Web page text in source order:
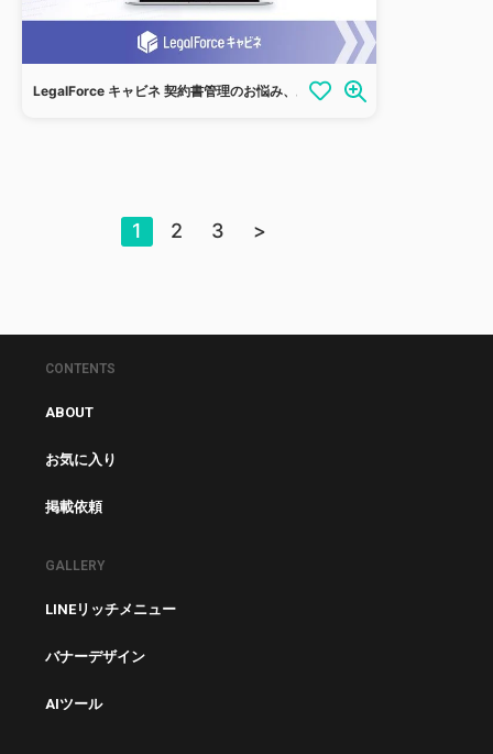
LegalForce キャビネ 契約書管理のお悩み、ありませんか？
1 2 3 >
CONTENTS
ABOUT
お気に入り
掲載依頼
GALLERY
LINEリッチメニュー
バナーデザイン
AIツール